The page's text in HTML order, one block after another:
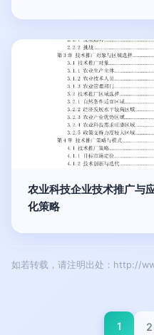
农业科技企业技术推广与
化策略
如若转载，请注明出处：http://
1 2